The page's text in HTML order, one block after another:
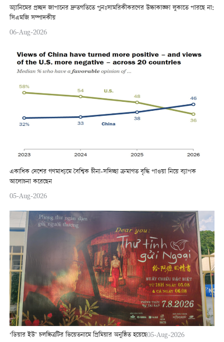
অ্যানিমের প্রচ্ছদ জাপানের দ্রুতগতিতে পুনঃসামরিকীকরণের উচ্চাকাঙ্ক্ষা লুকাতে পারছে না:
সিএমজি সম্পাদকীয়
06-Aug-2026
একাধিক দেশের গণমাধ্যমে বৈশ্বিক চীনা-সদিচ্ছা ক্রমাগত বৃদ্ধি পাওয়া নিয়ে ব্যাপক
আলোচনা করেছেন
05-Aug-2026
‘ডিয়ার ইউ’ চলচ্চিত্রটির ভিয়েতনামে প্রিমিয়ার অনুষ্ঠিত হয়েছে05-Aug-2026